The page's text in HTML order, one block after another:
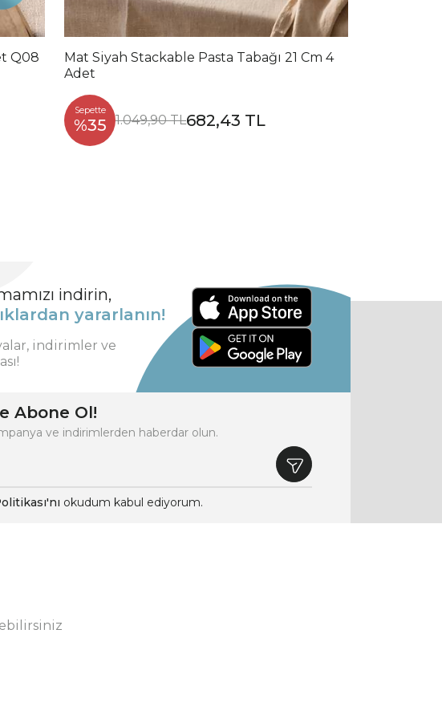
Q08
Mat Siyah Stackable Pasta Tabağı 21 Cm 4
Adet
Sepette
%35 1.049,90 TL682,43 TL
indirin,
yararlanın!
indirimler ve
Abone Ol!
ve indirimlerden haberdar olun.
okudum kabul ediyorum.